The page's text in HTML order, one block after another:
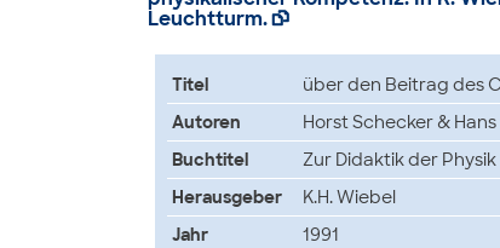
Leuchtturm. 
Titel
über den Beitrag des
Autoren
Horst Schecker &
Buchtitel
Zur Didaktik der
Herausgeber
K.H. Wiebel
Jahr
1991